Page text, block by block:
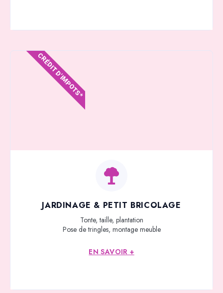
JARDINAGE & PETIT BRICOLAGE
Tonte, taille, plantation
Pose de tringles, montage meuble
EN SAVOIR +
CRÉDIT D'IMPOTS*